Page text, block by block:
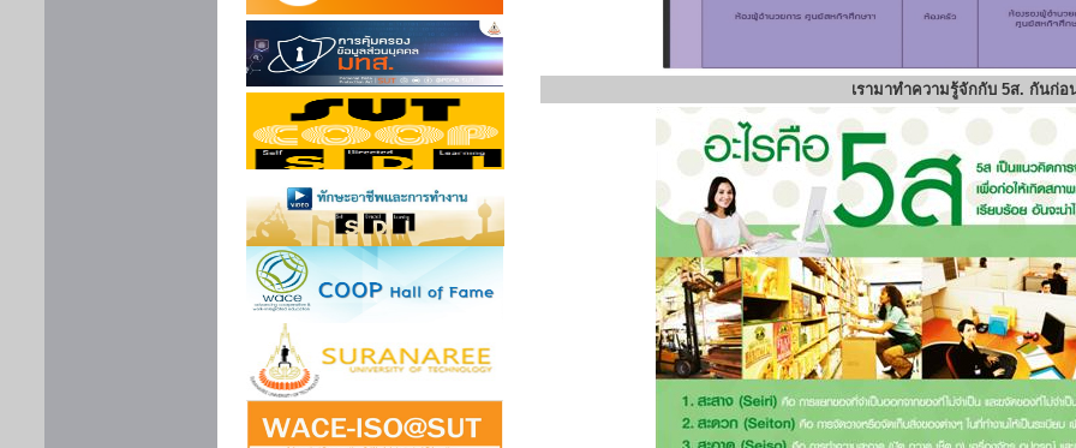
เรามาทำความรู้จักกับ 5ส. กันก่อ